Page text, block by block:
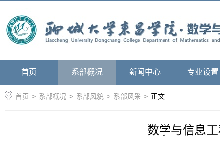
首页 系部概况 新闻中心 专业设置
首页 > 系部概况 > 系部风貌 > 系部风采 > 正文
数学与信息